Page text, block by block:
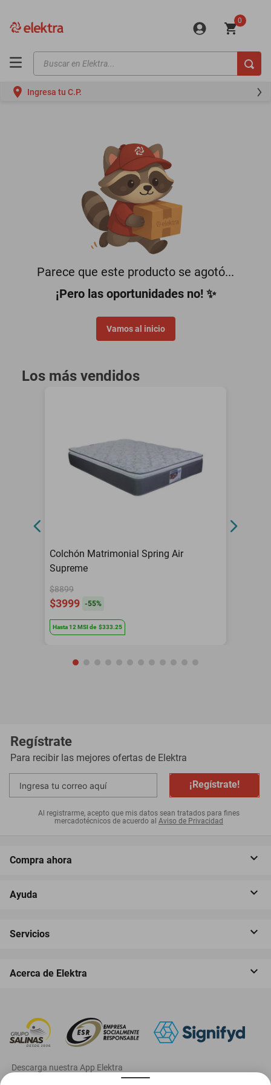
0
Buscar en Elektra...
Ingresa tu C.P.
Parece que este producto se agotó...
¡Pero las oportunidades no! ✨
Vamos al inicio
Los más vendidos
Colchón Matrimonial Spring Air
Supreme
$8899
$3999 -55%
Hasta12 MSIde $333.25
Regístrate
Para recibir las mejores ofertas de Elektra
¡Regístrate!
Al registrarme, acepto que mis datos sean tratados para fines
mercadotécnicos de acuerdo al Aviso de Privacidad
Compra ahora
Ayuda
Servicios
Acerca de Elektra
‎ Descarga nuestra App Elektra
motos
motoneta
oppo